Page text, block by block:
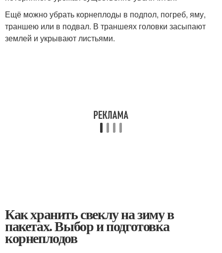
Ещё можно убрать корнеплоды в подпол, погреб, яму,
траншею или в подвал. В траншеях головки засыпают
землей и укрывают листьями.
Как хранить свеклу на зиму в
пакетах. Выбор и подготовка
корнеплодов